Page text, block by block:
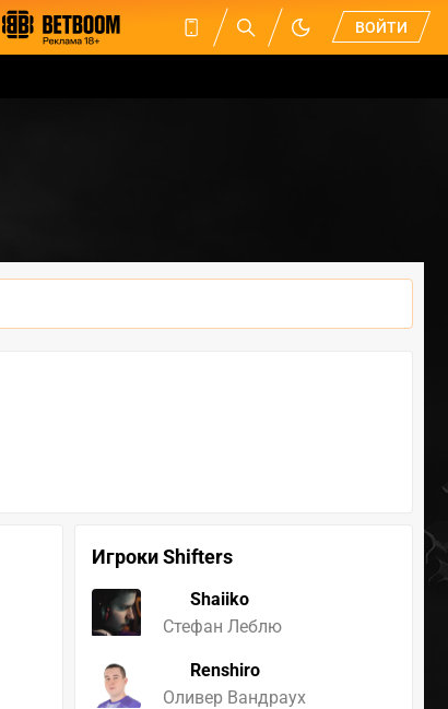
ВОЙТИ
Игроки Shifters
Shaiiko
Стефан Леблю
Renshiro
Оливер Вандраух